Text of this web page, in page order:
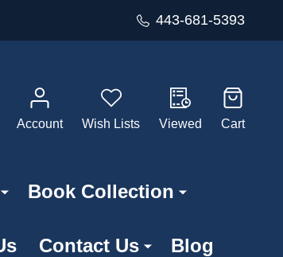
443-681-5393
Account
Wish Lists Viewed Cart
Book Collection
Contact Us Blog